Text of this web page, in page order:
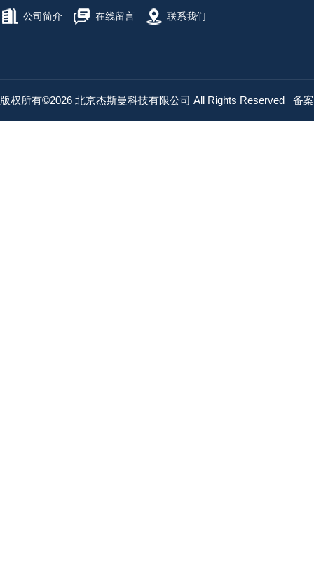
公司简介 在线留言 联系我们
版权所有©2026 北京杰斯曼科技有限公司 All Rights Reserved 备